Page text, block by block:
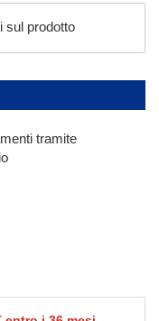
sul prodotto
tramite